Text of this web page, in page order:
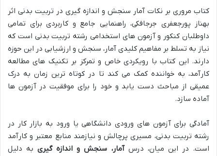
کتاب مروری بر نکات آمار سنجش و اندازه گیری در تربیت بدنی اثر
بهناز پورجعفری جرجافکی، راهنمایی جامع و کاربردی برای تمامی
داوطلبان کنکور و آزمون های استخدامی رشته تربیت بدنی است که
نیاز به تسلط بر مفاهیم کلیدی آمار، سنجش و ارزشیابی در این حوزه
دارند. این کتاب با رویکردی خاص و تمرکز بر تکنیک های مطالعه
کارآمد، به خواننده کمک می کند تا در کوتاه ترین زمان به درک
عمیقی از مباحث دست یابد و خود را برای موفقیت در آزمون ها
آماده سازد.
آمادگی برای آزمون های ورودی دانشگاهی یا ورود به بازار کار در
رشته تربیت بدنی، مسیری پرچالش و نیازمند منابع معتبر و کارآمد
است. در این میان، درسآمار، سنجش و اندازه گیریبه دلیل